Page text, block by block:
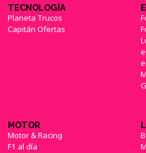
TECNOLOGÍA
Planeta Trucos
Capitán Ofertas
MOTOR
Motor & Racing
F1 al día